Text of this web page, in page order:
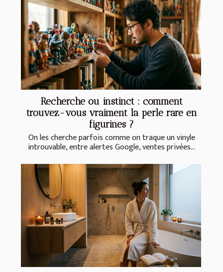
Recherche ou instinct : comment
trouvez-vous vraiment la perle rare en
figurines ?
On les cherche parfois comme on traque un vinyle
introuvable, entre alertes Google, ventes privées...